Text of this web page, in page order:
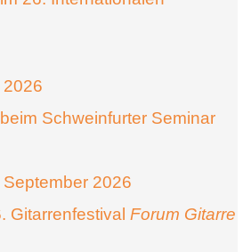
2026
Schweinfurter Seminar
2026
Gitarrenfestival Forum Gitarre